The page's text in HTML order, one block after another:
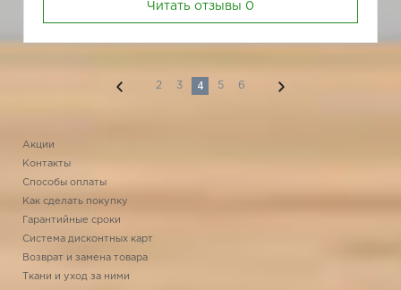
Читать отзывы 0
2 3 4 5 6
Акции
Контакты
Способы оплаты
Как сделать покупку
Гарантийные сроки
Система дисконтных карт
Возврат и замена товара
Ткани и уход за ними